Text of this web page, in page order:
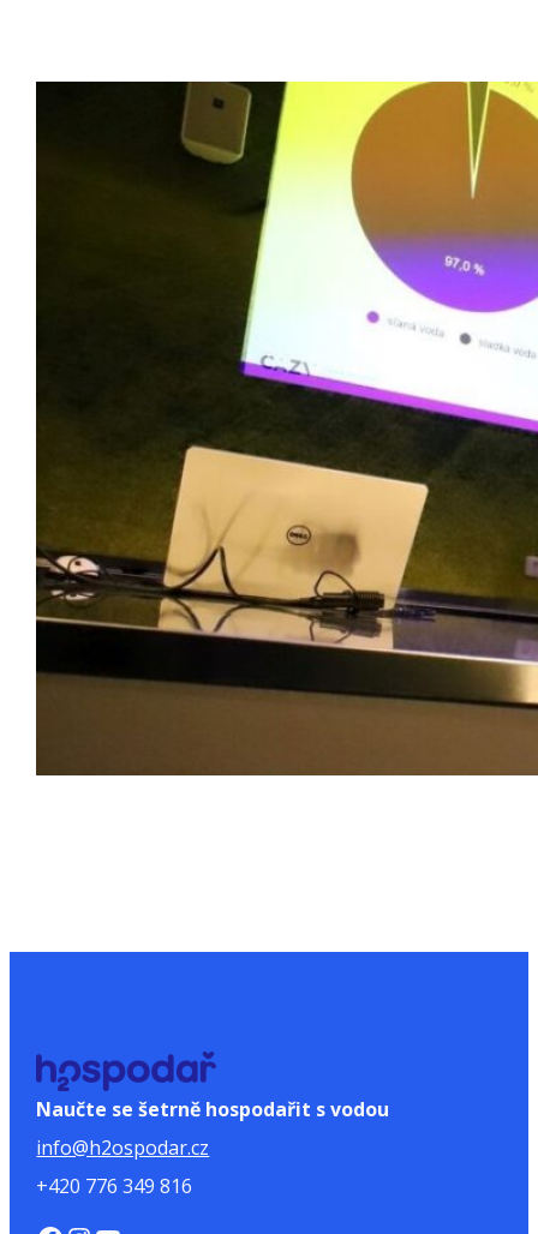
Naučte se šetrně hospodařit s vodou
info@h2ospodar.cz
+420 776 349 816